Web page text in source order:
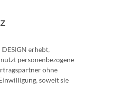
erhebt,
personenbezogene
ohne
soweit sie